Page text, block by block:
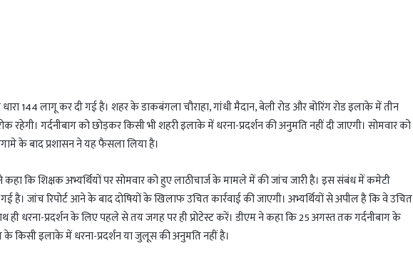
144 लागू कर दी गई है। शहर के डाकबंगला चौराहा, गांधी मैदान, बेली रोड और बोरिंग रोड इलाके में तीन
रहेगी। गर्दनीबाग को छोड़कर किसी भी शहरी इलाके में धरना-प्रदर्शन की अनुमति नहीं दी जाएगी। सोमवार को
के बाद प्रशासन ने यह फैसला लिया है।
कि शिक्षक अभ्यर्थियों पर सोमवार को हुए लाठीचार्ज के मामले में की जांच जारी है। इस संबंध में कमेटी
है। जांच रिपोर्ट आने के बाद दोषियों के खिलाफ उचित कार्रवाई की जाएगी। अभ्यर्थियों से अपील है कि वे उचित
ही धरना-प्रदर्शन के लिए पहले से तय जगह पर ही प्रोटेस्ट करें। डीएम ने कहा कि 25 अगस्त तक गर्दनीबाग के
किसी इलाके में धरना-प्रदर्शन या जुलूस की अनुमति नहीं है।